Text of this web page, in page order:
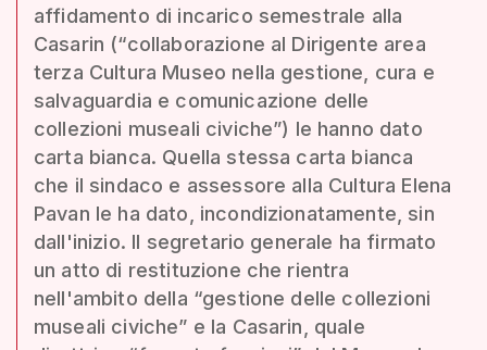
affidamento di incarico semestrale alla
Casarin (“collaborazione al Dirigente area
terza Cultura Museo nella gestione, cura e
salvaguardia e comunicazione delle
collezioni museali civiche”) le hanno dato
carta bianca. Quella stessa carta bianca
che il sindaco e assessore alla Cultura Elena
Pavan le ha dato, incondizionatamente, sin
dall'inizio. Il segretario generale ha firmato
un atto di restituzione che rientra
nell'ambito della “gestione delle collezioni
museali civiche” e la Casarin, quale